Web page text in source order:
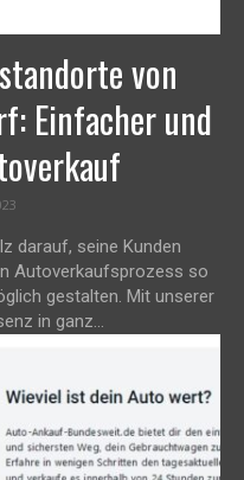
von
Einfacher und
darauf, seine Kunden
Autoverkaufsprozess so
gestalten. Mit unserer
in ganz...